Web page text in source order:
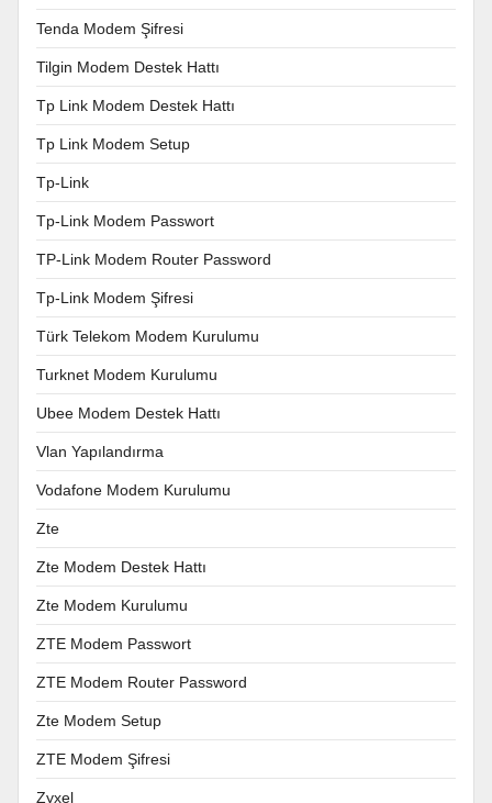
Tenda Modem Şifresi
Tilgin Modem Destek Hattı
Tp Link Modem Destek Hattı
Tp Link Modem Setup
Tp-Link
Tp-Link Modem Passwort
TP-Link Modem Router Password
Tp-Link Modem Şifresi
Türk Telekom Modem Kurulumu
Turknet Modem Kurulumu
Ubee Modem Destek Hattı
Vlan Yapılandırma
Vodafone Modem Kurulumu
Zte
Zte Modem Destek Hattı
Zte Modem Kurulumu
ZTE Modem Passwort
ZTE Modem Router Password
Zte Modem Setup
ZTE Modem Şifresi
Zyxel